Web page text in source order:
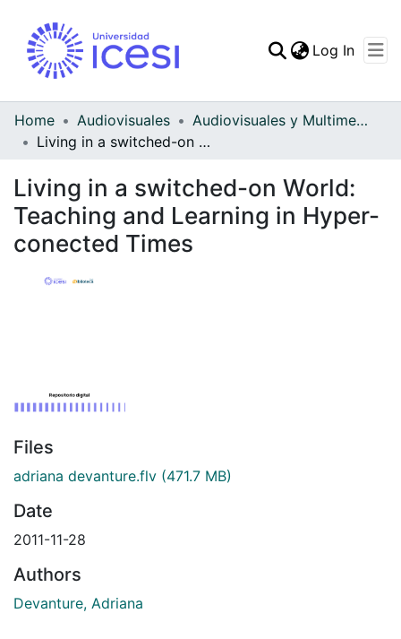
All of DSpace
Log In
Home Audiovisuales
Audiovisuales y Multimedia
Living in a switched-on World: Teaching and Learning in Hyper-conected Times
Living in a switched-on World:
Teaching and Learning in Hyper-
conected Times
Files
adriana devanture.flv (471.7 MB)
Date
2011-11-28
Authors
Devanture, Adriana